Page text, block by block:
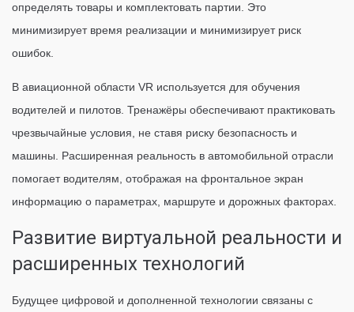
определять товары и комплектовать партии. Это
минимизирует время реализации и минимизирует риск
ошибок.
В авиационной области VR используется для обучения
водителей и пилотов. Тренажёры обеспечивают практиковать
чрезвычайные условия, не ставя риску безопасность и
машины. Расширенная реальность в автомобильной отрасли
помогает водителям, отображая на фронтальное экран
информацию о параметрах, маршруте и дорожных факторах.
Развитие виртуальной реальности и
расширенных технологий
Будущее цифровой и дополненной технологии связаны с